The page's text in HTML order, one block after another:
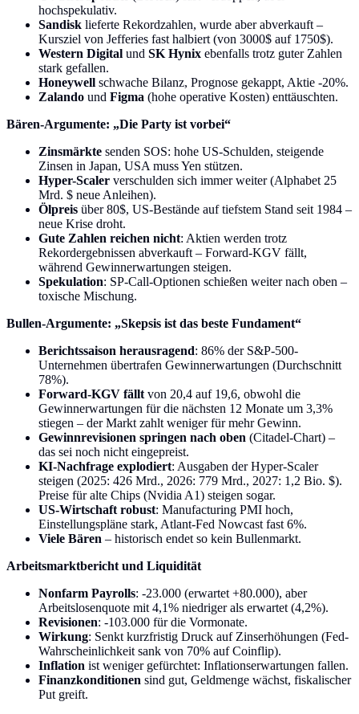
hochspekulativ.
Sandisk lieferte Rekordzahlen, wurde aber abverkauft –
Kursziel von Jefferies fast halbiert (von 3000$ auf 1750$).
Western Digital und SK Hynix ebenfalls trotz guter Zahlen
stark gefallen.
Honeywell schwache Bilanz, Prognose gekappt, Aktie -20%.
Zalando und Figma (hohe operative Kosten) enttäuschten.
Bären-Argumente: „Die Party ist vorbei“
Zinsmärkte senden SOS: hohe US-Schulden, steigende
Zinsen in Japan, USA muss Yen stützen.
Hyper-Scaler verschulden sich immer weiter (Alphabet 25
Mrd. $ neue Anleihen).
Ölpreis über 80$, US-Bestände auf tiefstem Stand seit 1984 –
neue Krise droht.
Gute Zahlen reichen nicht: Aktien werden trotz
Rekordergebnissen abverkauft – Forward-KGV fällt,
während Gewinnerwartungen steigen.
Spekulation: SP-Call-Optionen schießen weiter nach oben –
toxische Mischung.
Bullen-Argumente: „Skepsis ist das beste Fundament“
Berichtssaison herausragend: 86% der S&P-500-
Unternehmen übertrafen Gewinnerwartungen (Durchschnitt
78%).
Forward-KGV fällt von 20,4 auf 19,6, obwohl die
Gewinnerwartungen für die nächsten 12 Monate um 3,3%
stiegen – der Markt zahlt weniger für mehr Gewinn.
Gewinnrevisionen springen nach oben (Citadel-Chart) –
das sei noch nicht eingepreist.
KI-Nachfrage explodiert: Ausgaben der Hyper-Scaler
steigen (2025: 426 Mrd., 2026: 779 Mrd., 2027: 1,2 Bio. $).
Preise für alte Chips (Nvidia A1) steigen sogar.
US-Wirtschaft robust: Manufacturing PMI hoch,
Einstellungspläne stark, Atlant-Fed Nowcast fast 6%.
Viele Bären – historisch endet so kein Bullenmarkt.
Arbeitsmarktbericht und Liquidität
Nonfarm Payrolls: -23.000 (erwartet +80.000), aber
Arbeitslosenquote mit 4,1% niedriger als erwartet (4,2%).
Revisionen: -103.000 für die Vormonate.
Wirkung: Senkt kurzfristig Druck auf Zinserhöhungen (Fed-
Wahrscheinlichkeit sank von 70% auf Coinflip).
Inflation ist weniger gefürchtet: Inflationserwartungen fallen.
Finanzkonditionen sind gut, Geldmenge wächst, fiskalischer
Put greift.